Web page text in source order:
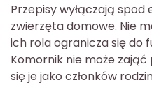
Przepisy wyłączają
zwierzęta domowe. Nie
ich rola ogranicza się do
Komornik nie może
się je jako członków